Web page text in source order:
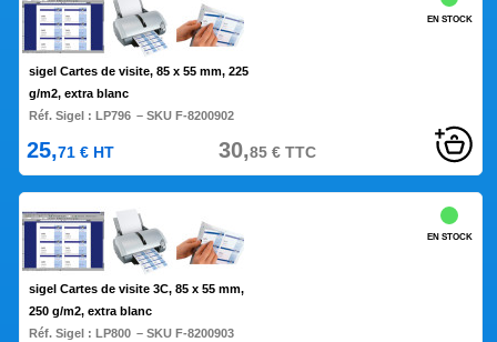
sigel Cartes de visite, 85 x 55 mm, 225
g/m2, extra blanc
Réf. Sigel :LP796 – SKU F-8200902
EN STOCK
25,71 € HT 30,85€TTC
sigel Cartes de visite 3C, 85 x 55 mm,
250 g/m2, extra blanc
Réf. Sigel :LP800 – SKU F-8200903
EN STOCK